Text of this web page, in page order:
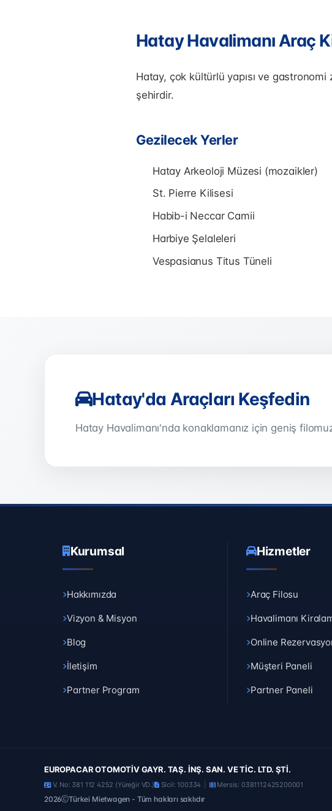
Hatay Havalimanı Araç
Hatay, çok kültürlü yapısı ve
şehirdir.
Gezilecek Yerler
Hatay Arkeoloji Müzesi (mozaikler)
St. Pierre Kilisesi
Habib-i Neccar Camii
Harbiye Şelaleleri
Vespasianus Titus Tüneli
Hatay'da Araçları Keşfedin
Hatay Havalimanı'nda konaklamanız için geniş
Kurumsal
Hakkımızda
Vizyon & Misyon
Blog
İletişim
Partner Program
Hizmetler
Araç Filosu
Havalimanı
Online
Müşteri Paneli
Partner Paneli
EUROPACAR OTOMOTİV GAYR. TAŞ. İNŞ. SAN. VE TİC. LTD. ŞTİ.
V. No: 381 112 4252 (Yüreğir VD.) Sicil: 100334 Mersis: 0381112425200001
2026 Türkei Mietwagen - Tüm hakları saklıdır